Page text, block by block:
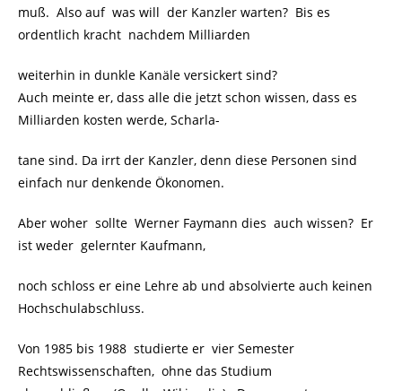
muß. Also auf was will der Kanzler warten? Bis es
ordentlich kracht nachdem Milliarden
weiterhin in dunkle Kanäle versickert sind?
Auch meinte er, dass alle die jetzt schon wissen, dass es
Milliarden kosten werde, Scharla-
tane sind. Da irrt der Kanzler, denn diese Personen sind
einfach nur denkende Ökonomen.
Aber woher sollte Werner Faymann dies auch wissen? Er
ist weder gelernter Kaufmann,
noch schloss er eine Lehre ab und absolvierte auch keinen
Hochschulabschluss.
Von 1985 bis 1988 studierte er vier Semester
Rechtswissenschaften, ohne das Studium